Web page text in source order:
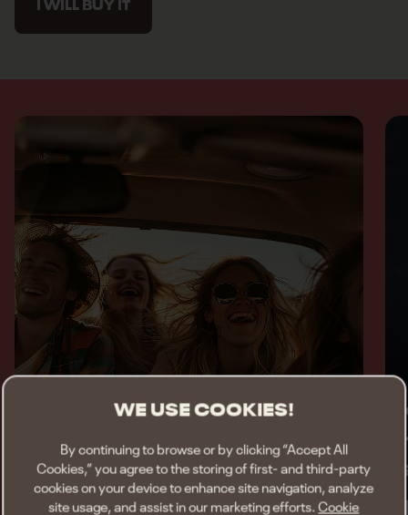
I WILL BUY IT
Spórolj az útiköltségen
WE USE COOKIES!
By continuing to browse or by clicking “Accept All
Cookies,” you agree to the storing of first- and third-party
cookies on your device to enhance site navigation, analyze
site usage, and assist in our marketing efforts.Cookie